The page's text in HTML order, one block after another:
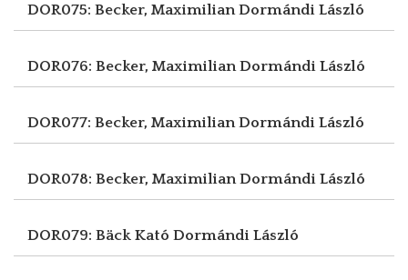
DOR075: Becker, MaximilianDormándi László
DOR076: Becker, MaximilianDormándi László
DOR077: Becker, MaximilianDormándi László
DOR078: Becker, MaximilianDormándi László
DOR079: Bäck Kató Dormándi László